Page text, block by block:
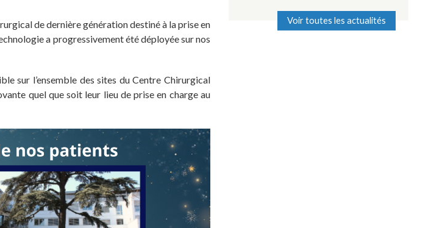
de dernière génération destiné à la prise en
a progressivement été déployée sur nos
sur l’ensemble des sites du Centre Chirurgical
quel que soit leur lieu de prise en charge au
Voir toutes les actualités